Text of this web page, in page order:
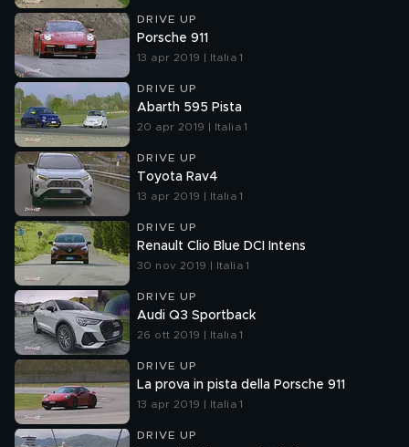
DRIVE UP
Porsche 911
13 apr 2019 | Italia 1
DRIVE UP
Abarth 595 Pista
20 apr 2019 | Italia 1
DRIVE UP
Toyota Rav4
13 apr 2019 | Italia 1
DRIVE UP
Renault Clio Blue DCI Intens
30 nov 2019 | Italia 1
DRIVE UP
Audi Q3 Sportback
26 ott 2019 | Italia 1
DRIVE UP
La prova in pista della Porsche 911
13 apr 2019 | Italia 1
DRIVE UP